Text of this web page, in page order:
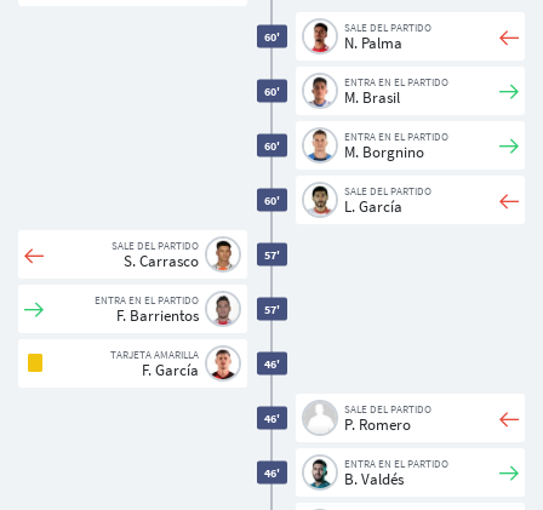
46'
ENTRA EN EL PARTIDO
B. Valdés
46'
SALE DEL PARTIDO
P. Romero
46'
TARJETA AMARILLA
F. García
57'
ENTRA EN EL PARTIDO
F. Barrientos
57'
SALE DEL PARTIDO
S. Carrasco
60'
SALE DEL PARTIDO
L. García
60'
ENTRA EN EL PARTIDO
M. Borgnino
60'
ENTRA EN EL PARTIDO
M. Brasil
60'
SALE DEL PARTIDO
N. Palma